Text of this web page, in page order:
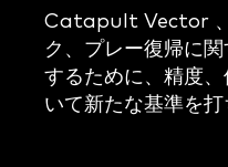
Catapult Vector 、
ク、プレー復帰に
するために、精度
いて新たな基準を打